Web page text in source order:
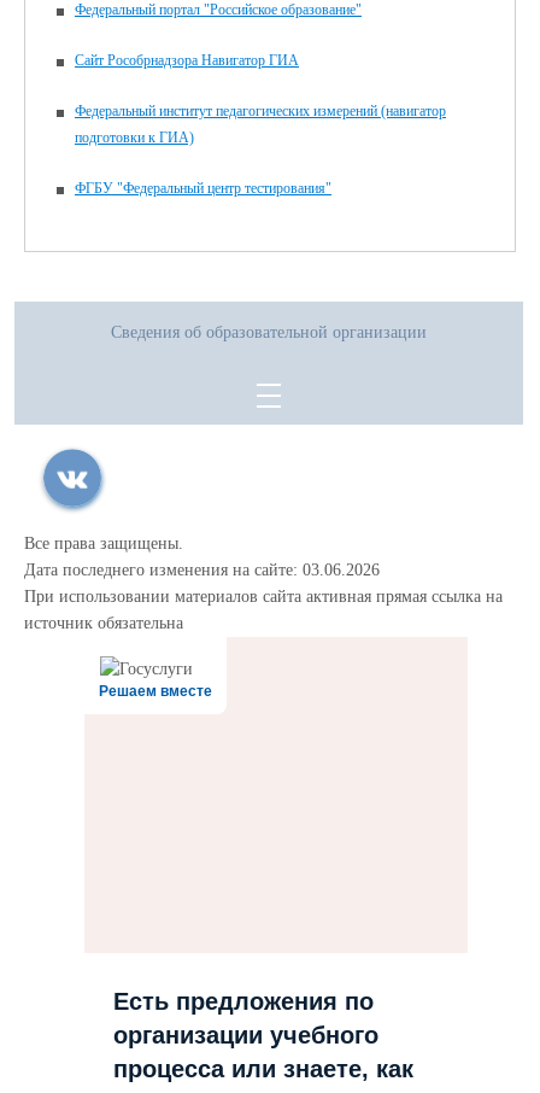
Федеральный портал "Российское образование"
Сайт Рособрнадзора Навигатор ГИА
Федеральный институт педагогических измерений (навигатор
подготовки к ГИА)
ФГБУ "Федеральный центр тестирования"
Сведения об образовательной организации
Все права защищены.
Дата последнего изменения на сайте: 03.06.2026
При использовании материалов сайта активная прямая ссылка на
источник обязательна
Решаем вместе
Есть предложения по
организации учебного
процесса или знаете, как